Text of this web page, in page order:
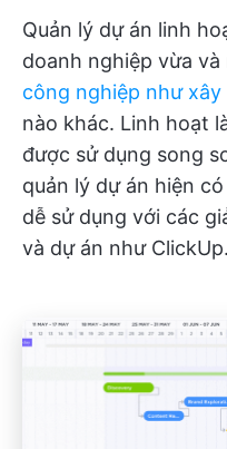
Quản lý dự án linh
doanh nghiệp vừa và
công nghiệp như xây
nào khác. Linh hoạt
được sử dụng song
quản lý dự án hiện
dễ sử dụng với các
và dự án như ClickUp.